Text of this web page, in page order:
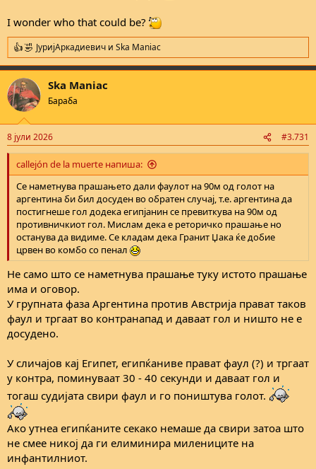
I wonder who that could be?
R
e
a
c
t
i
n
s
:
ЈуријАркадиевич и Ska Maniac
Ska Maniac
Бараба
8 јули 2026 #3.731
callejón de la muerte напиша:
Се наметнува прашањето дали фаулот на 90м од голот на
аргентина би бил досуден во обратен случај, т.е. аргентина да
постигнеше гол додека египјанин се превиткува на 90м од
противничкиот гол. Мислам дека е реторичко прашање но
останува да видиме. Се кладам дека Гранит Џака ќе добие
црвен во комбо со пенал
Не само што се наметнува прашање туку истото прашање
има и оговор.
У групната фаза Аргентина против Австрија прават таков
фаул и тргаат во контранапад и даваат гол и ништо не е
досудено.
У сличајов кај Египет, египќаниве прават фаул (?) и тргаат
у контра, поминуваат 30 - 40 секунди и даваат гол и
тогаш судијата свири фаул и го поништува голот.
Ако утнеа египќаните секако немаше да свири затоа што
не смее никој да ги елиминира милениците на
инфантилниот.